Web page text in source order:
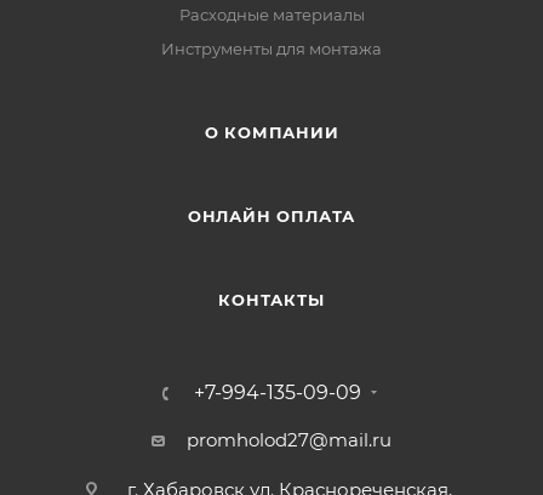
Расходные материалы
Инструменты для монтажа
О КОМПАНИИ
ОНЛАЙН ОПЛАТА
КОНТАКТЫ
+7-994-135-09-09
promholod27@mail.ru
г. Хабаровск ул. Краснореченская,